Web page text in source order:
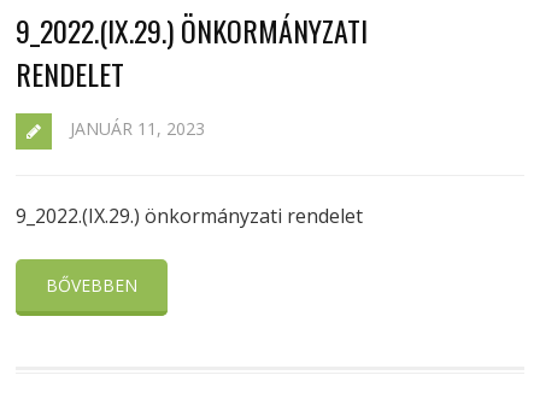
9_2022.(IX.29.) ÖNKORMÁNYZATI
RENDELET
JANUÁR 11, 2023
9_2022.(IX.29.) önkormányzati rendelet
BŐVEBBEN